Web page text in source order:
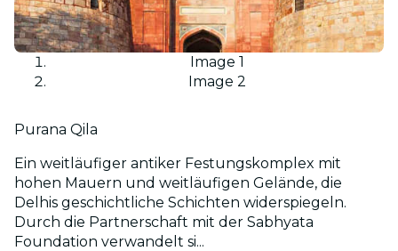
Image 1
Image 2
Purana Qila
Ein weitläufiger antiker Festungskomplex mit
hohen Mauern und weitläufigen Gelände, die
Delhis geschichtliche Schichten widerspiegeln.
Durch die Partnerschaft mit der Sabhyata
Foundation verwandelt si...